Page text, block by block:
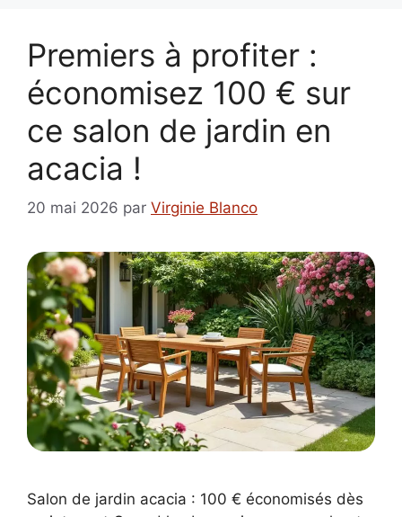
Premiers à profiter :
économisez 100 € sur
ce salon de jardin en
acacia !
20 mai 2026 par Virginie Blanco
Salon de jardin acacia : 100 € économisés dès